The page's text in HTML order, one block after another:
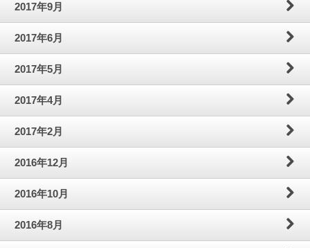
2017年9月
2017年6月
2017年5月
2017年4月
2017年2月
2016年12月
2016年10月
2016年8月